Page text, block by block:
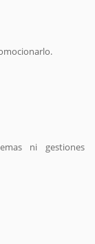
ni gestiones